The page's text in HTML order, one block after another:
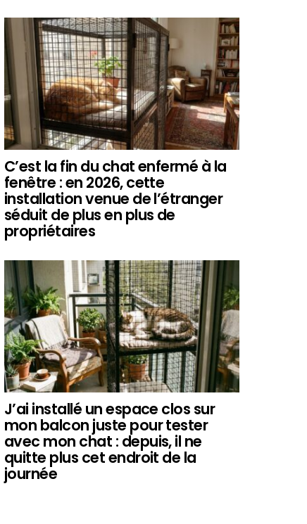
C’est la fin du chat enfermé à la
fenêtre : en 2026, cette
installation venue de l’étranger
séduit de plus en plus de
propriétaires
J’ai installé un espace clos sur
mon balcon juste pour tester
avec mon chat : depuis, il ne
quitte plus cet endroit de la
journée